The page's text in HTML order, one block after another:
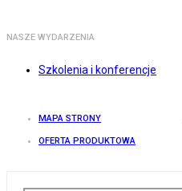
NASZE WYDARZENIA
Szkolenia i konferencje
MAPA STRONY
OFERTA PRODUKTOWA